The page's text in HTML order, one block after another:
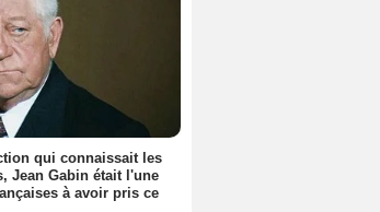
qui connaissait les
Jean Gabin était l'une
à avoir pris ce